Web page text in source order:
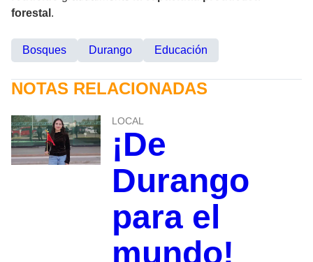
forestal .
Bosques Durango Educación
NOTAS RELACIONADAS
LOCAL
¡De
Durango
para el
mundo!